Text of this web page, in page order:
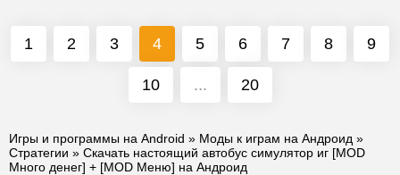
1 2 3 4 5 6 7 8 9
10 ... 20
Игры и программы на Android » Моды к играм на Андроид »
Стратегии » Скачать настоящий автобус симулятор иг [MOD
Много денег] + [MOD Меню] на Андроид